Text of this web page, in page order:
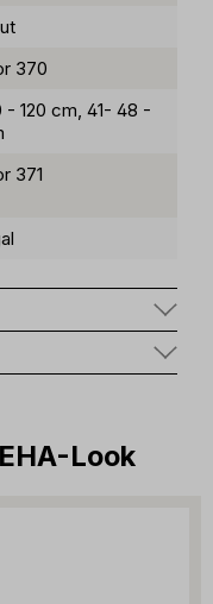
370
- 120 cm, 41- 48 -
371
Look